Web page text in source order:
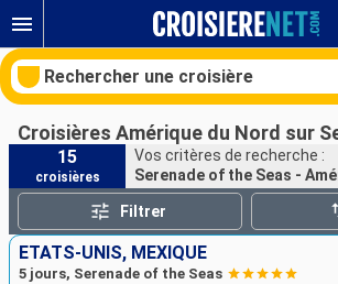
Rechercher une croisière
Nos destinations
Mois de départ
Croisières Amérique du Nord sur
15
croisières
Vos critères de recherche :
Serenade of the Seas -
Filtrer
ÉTATS-UNIS, MEXIQUE
5 jours, Serenade of the Seas